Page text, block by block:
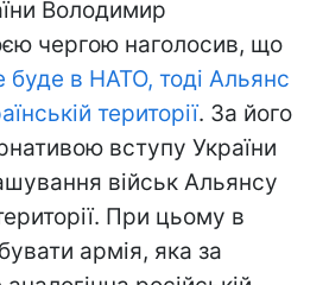
Володимир
чергою наголосив, що
буде в НАТО, тоді Альянс
території. За його
вступу України
військ Альянсу
При цьому в
армія, яка за